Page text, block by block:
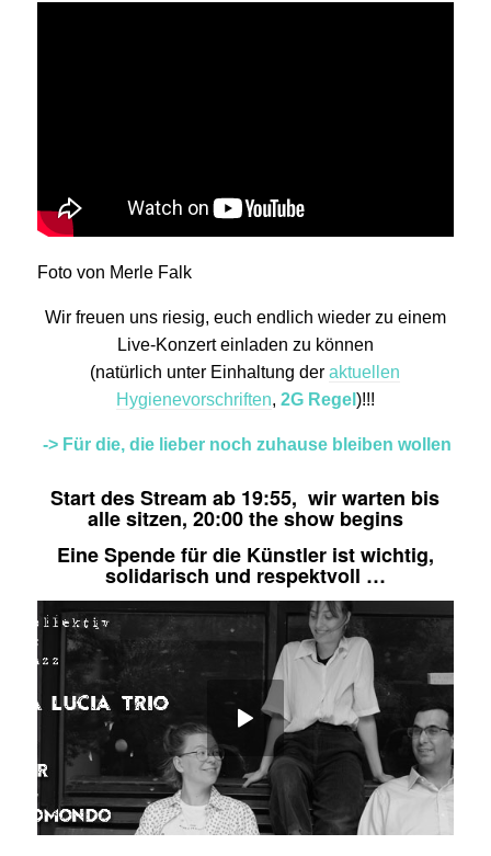
Foto von Merle Falk
Wir freuen uns riesig, euch endlich wieder zu einem
Live-Konzert einladen zu können
(natürlich unter Einhaltung deraktuellen
Hygienevorschriften, 2G Regel )!!!
-> Für die, die lieber noch zuhause bleiben wollen
Start des Stream ab 19:55, wir warten bis
alle sitzen, 20:00 the show begins
Eine Spende für die Künstler ist wichtig,
solidarisch und respektvoll …